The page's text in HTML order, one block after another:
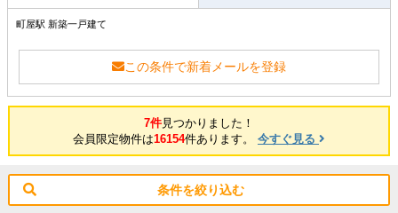
町屋駅 新築一戸建て
この条件で新着メールを登録
7件見つかりました！
会員限定物件は16154件あります。 今すぐ見る
条件を絞り込む